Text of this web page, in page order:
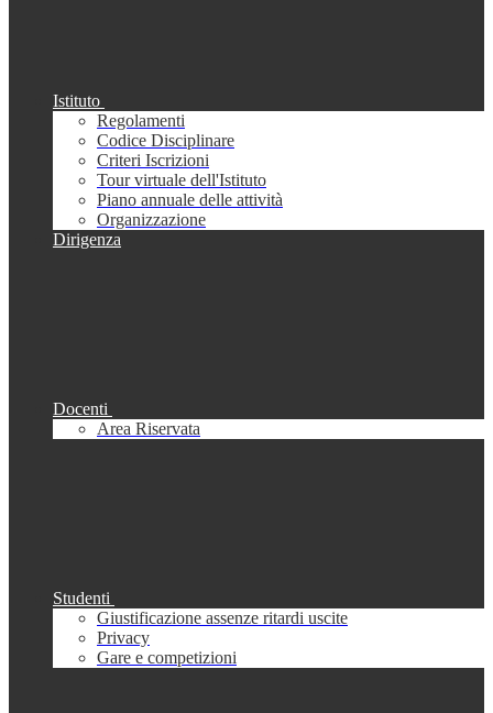
Istituto
Regolamenti
Codice Disciplinare
Criteri Iscrizioni
Tour virtuale dell'Istituto
Piano annuale delle attività
Organizzazione
Dirigenza
Docenti
Area Riservata
Studenti
Giustificazione assenze ritardi uscite
Privacy
Gare e competizioni